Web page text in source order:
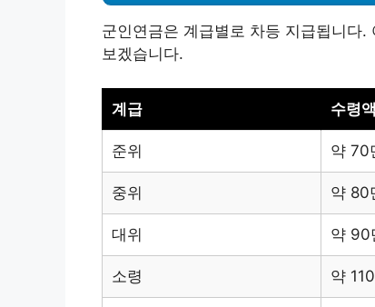
군인연금은 계급별로 차등 지급됩니다
보겠습니다.
계급 수령
준위 약 70
중위 약 80
대위 약 90
소령 약